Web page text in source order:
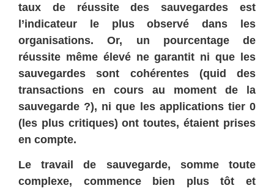
taux de réussite des sauvegardes est
l’indicateur le plus observé dans les
organisations. Or, un pourcentage de
réussite même élevé ne garantit ni que les
sauvegardes sont cohérentes (quid des
transactions en cours au moment de la
sauvegarde ?), ni que les applications tier 0
(les plus critiques) ont toutes, étaient prises
en compte.
Le travail de sauvegarde, somme toute
complexe, commence bien plus tôt et